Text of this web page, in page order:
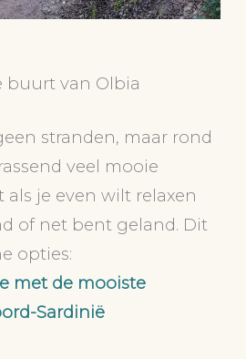
buurt van Olbia
stranden, maar rond
veel mooie
als je even wilt relaxen
of net bent geland. Dit
opties:
met de mooiste
Sardinië